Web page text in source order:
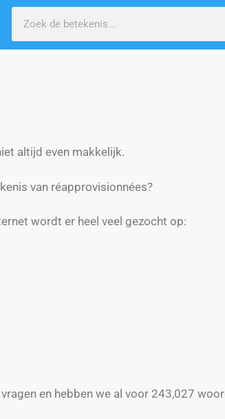
altijd even makkelijk.
van réapprovisionnées?
wordt er heel veel gezocht op:
en hebben we al voor 243,027